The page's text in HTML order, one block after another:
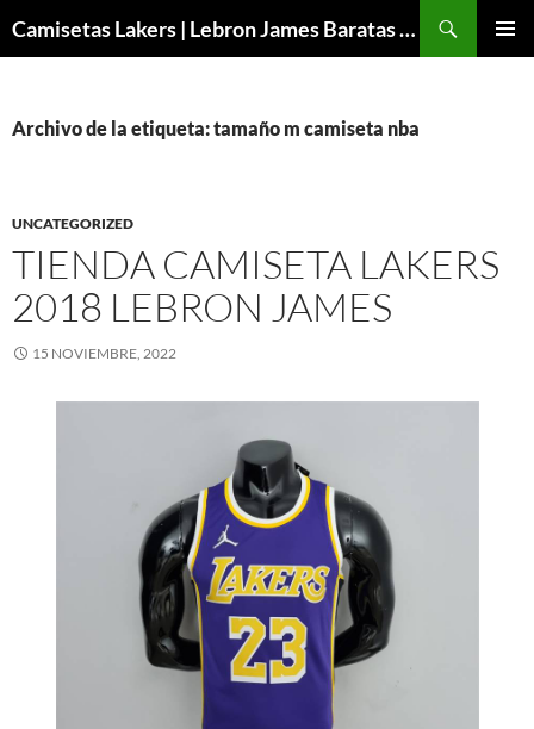
Camisetas Lakers | Lebron James Baratas 2024 – Micamisetanba
Archivo de la etiqueta: tamaño m camiseta nba
UNCATEGORIZED
TIENDA CAMISETA LAKERS
2018 LEBRON JAMES
15 NOVIEMBRE, 2022